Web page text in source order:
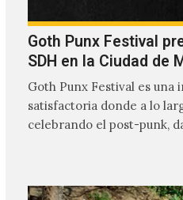
Goth Punx Festival
SDH en la Ciudad de
Goth Punx Festival es una
satisfactoria donde a lo
celebrando el post-punk,